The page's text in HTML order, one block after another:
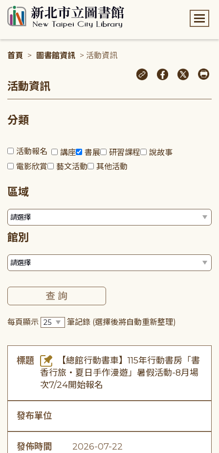
首頁 > 圖書館資訊 > 活動資訊
活動資訊
分類
活動報名 講座 書展 研習課程
說故事
電影欣賞
藝文活動 其他活動
區域
館別
每頁顯示 筆記錄 (選擇後將自動重新整理)
標題
【總館行動書車】115年行動書房「書
香行旅・夏日手作漫遊」暑假活動-8月場
次7/24開始報名
發布單位
發佈時間 2026-07-22